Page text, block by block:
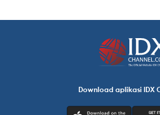
Download aplikasi IDX